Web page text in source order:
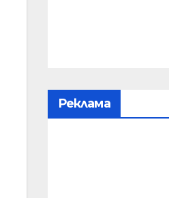
Реклама